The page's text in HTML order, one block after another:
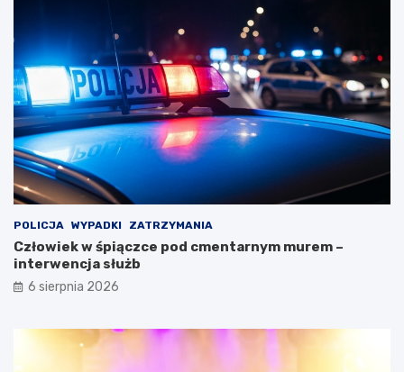
POLICJA WYPADKI ZATRZYMANIA
Człowiek w śpiączce pod cmentarnym murem –
interwencja służb
6 sierpnia 2026